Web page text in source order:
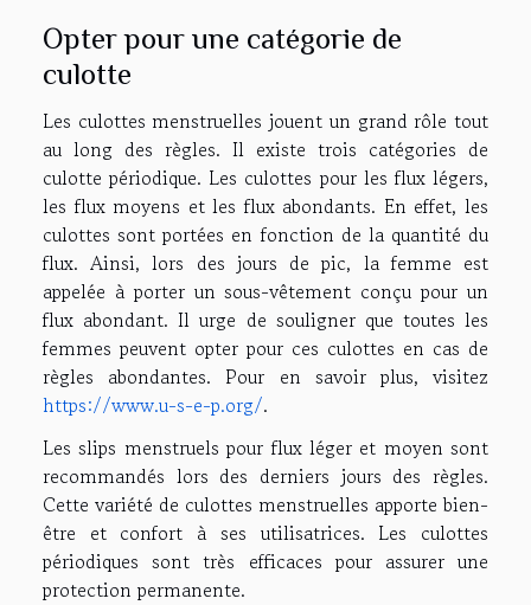
Opter pour une catégorie de
culotte
Les culottes menstruelles jouent un grand rôle tout
au long des règles. Il existe trois catégories de
culotte périodique. Les culottes pour les flux légers,
les flux moyens et les flux abondants. En effet, les
culottes sont portées en fonction de la quantité du
flux. Ainsi, lors des jours de pic, la femme est
appelée à porter un sous-vêtement conçu pour un
flux abondant. Il urge de souligner que toutes les
femmes peuvent opter pour ces culottes en cas de
règles abondantes. Pour en savoir plus, visitez
https://www.u-s-e-p.org/.
Les slips menstruels pour flux léger et moyen sont
recommandés lors des derniers jours des règles.
Cette variété de culottes menstruelles apporte bien-
être et confort à ses utilisatrices. Les culottes
périodiques sont très efficaces pour assurer une
protection permanente.